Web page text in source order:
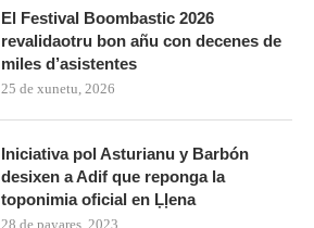
El Festival Boombastic 2026
revalidaotru bon añu con decenes de
miles d’asistentes
25 de xunetu, 2026
Iniciativa pol Asturianu y Barbón
desixen a Adif que reponga la
toponimia oficial en Ḷḷena
28 de payares, 2023